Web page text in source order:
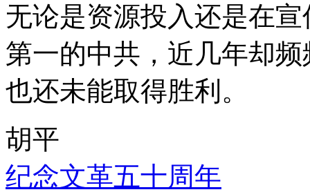
无论是资源投入还是在
第一的中共，近几年却
也还未能取得胜利。
胡平
纪念文革五十周年